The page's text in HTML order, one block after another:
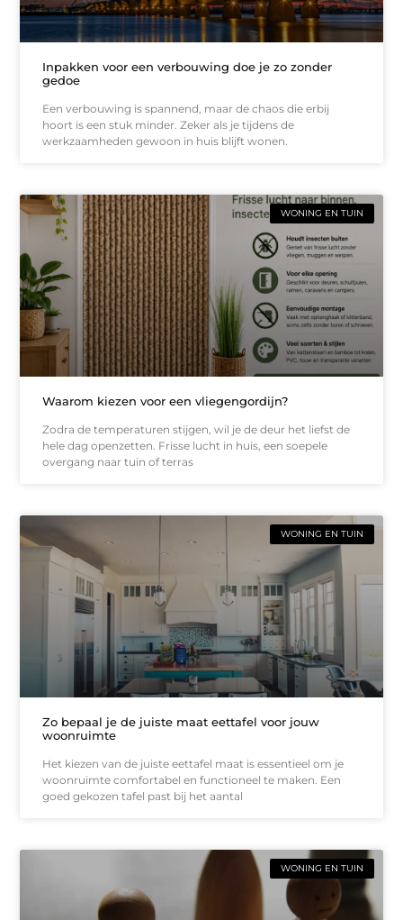
Inpakken voor een verbouwing doe je zo zonder
gedoe
Een verbouwing is spannend, maar de chaos die erbij
hoort is een stuk minder. Zeker als je tijdens de
werkzaamheden gewoon in huis blijft wonen.
WONING EN TUIN
Waarom kiezen voor een vliegengordijn?
Zodra de temperaturen stijgen, wil je de deur het liefst de
hele dag openzetten. Frisse lucht in huis, een soepele
overgang naar tuin of terras
WONING EN TUIN
Zo bepaal je de juiste maat eettafel voor jouw
woonruimte
Het kiezen van de juiste eettafel maat is essentieel om je
woonruimte comfortabel en functioneel te maken. Een
goed gekozen tafel past bij het aantal
WONING EN TUIN